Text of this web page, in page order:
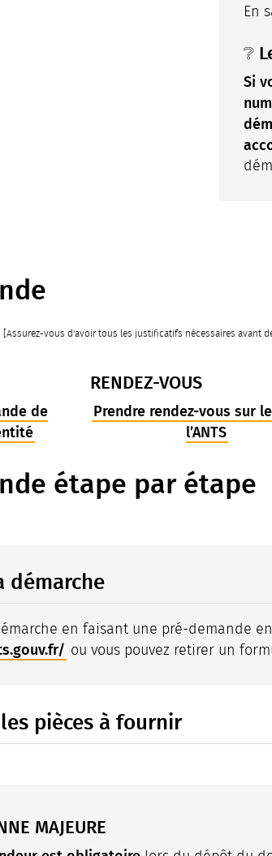
En
❔
Si
[Assurez-vous d'avoir tous les justificatifs nécessaires avant
de
RENDEZ-VOUS
Prendre rendez-vous sur
l’ANTS
étape par étape
démarche
en faisant une pré-demande
ou vous pouvez retirer un
pièces à fournir
MAJEURE